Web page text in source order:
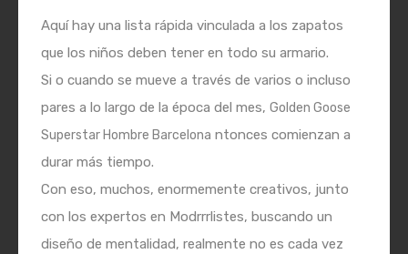
Aquí hay una lista rápida vinculada a los zapatos
que los niños deben tener en todo su armario.
Si o cuando se mueve a través de varios o incluso
pares a lo largo de la época del mes, Golden Goose
Superstar Hombre Barcelona ntonces comienzan a
durar más tiempo.
Con eso, muchos, enormemente creativos, junto
con los expertos en Modrrrlistes, buscando un
diseño de mentalidad, realmente no es cada vez